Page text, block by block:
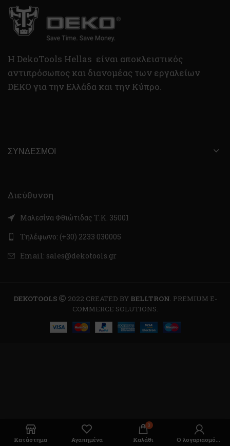
H DekoTools Hellas είναι αποκλειστικός
αντιπρόσωπος και διανομέας των εργαλείων
DEKO για την Ελλάδα και την Κύπρο.
ΣΎΝΔΕΣΜΟΙ
Διεύθυνση
Μαλεσίνα Φθιώτιδας Τ.Κ. 35001
Τηλέφωνο: (+30) 2233 030005
Email: sales@dekotools.gr
DEKOTOOLS 2022 CREATED BY BELLTRON. PREMIUM E-
COMMERCE SOLUTIONS.
Κατάστημα Αγαπημένα
0
Καλάθι Ο λογαριασμός μου